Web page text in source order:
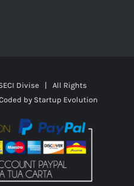
Divise | All Rights
by Startup Evolution